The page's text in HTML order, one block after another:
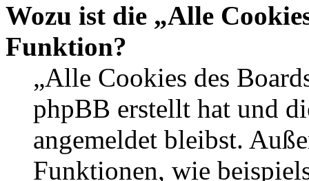
Wozu ist die „Alle
Funktion?
„Alle Cookies des
phpBB erstellt hat und
angemeldet bleibst.
Funktionen, wie